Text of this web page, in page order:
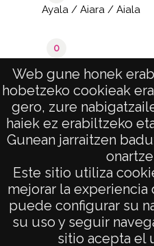
Web gune honek
hobetzeko cookieak
gero, zure
haiek ez erabiltzeko
Gunean jarraitzen
Este sitio utiliza
mejorar la experiencia
puede configurar su
su uso y seguir
sitio acepta el
Ayala / Aiara / Aiala
0
de 1
páginas
AVISO LEGAL
POLÍTICA DE
ACCESIBILIDAD
ATENCIÓN